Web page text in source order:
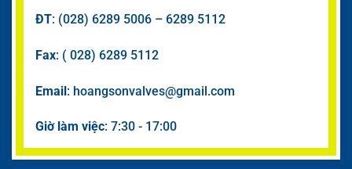
ĐT: (028) 6289 5006 – 6289 5112
Fax: ( 028) 6289 5112
Email: hoangsonvalves@gmail.com
Giờ làm việc: 7:30 - 17:00